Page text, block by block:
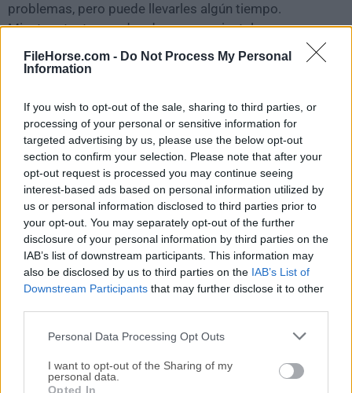
FileHorse.com - Do Not Process My Personal
Information
If you wish to opt-out of the sale, sharing to third parties, or
processing of your personal or sensitive information for
targeted advertising by us, please use the below opt-out
section to confirm your selection. Please note that after your
opt-out request is processed you may continue seeing
interest-based ads based on personal information utilized by
us or personal information disclosed to third parties prior to
your opt-out. You may separately opt-out of the further
disclosure of your personal information by third parties on the
IAB’s list of downstream participants. This information may
also be disclosed by us to third parties on the IAB’s List of
Downstream Participants that may further disclose it to other
Personal Data Processing Opt Outs
I want to opt-out of the Sharing of my
personal data.
Opted In
problemas, pero puede llevarles algún tiempo.
Mientras tanto, puedes descargar e instalar una
versión anterior deUniversal Media Server 14.2.0 .
reciente de Universal Media Server for Mac o leer
nuestra reseña, simplemente hazclic aquí.
Todas las versiones antiguas distribuidas en nuestro
sitio web son completamente libres de virus y están
disponibles para su descarga sin costo alguno.
Nos encantaría saber de ti
Si tienes alguna pregunta o idea que desees compartir